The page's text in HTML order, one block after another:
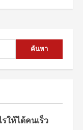
ให้ได้คนเร็ว